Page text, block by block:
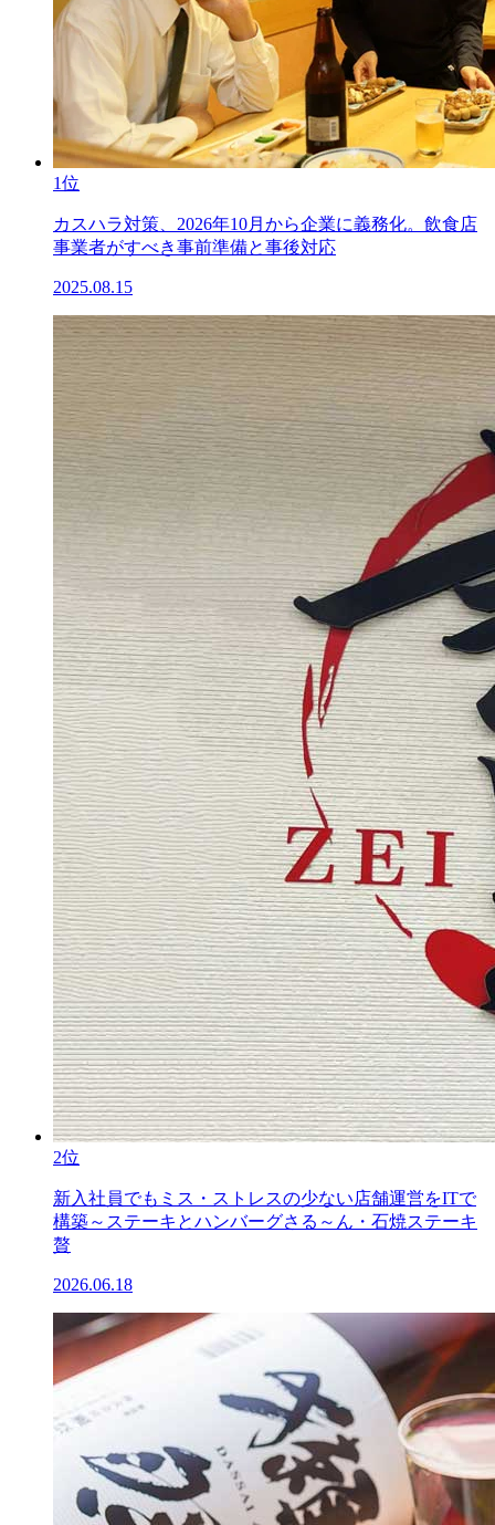
1位
カスハラ対策、2026年10月から企業に義務化。飲食店
事業者がすべき事前準備と事後対応
2025.08.15
2位
新入社員でもミス・ストレスの少ない店舗運営をITで
構築～ステーキとハンバーグさる～ん・石焼ステーキ
贅
2026.06.18